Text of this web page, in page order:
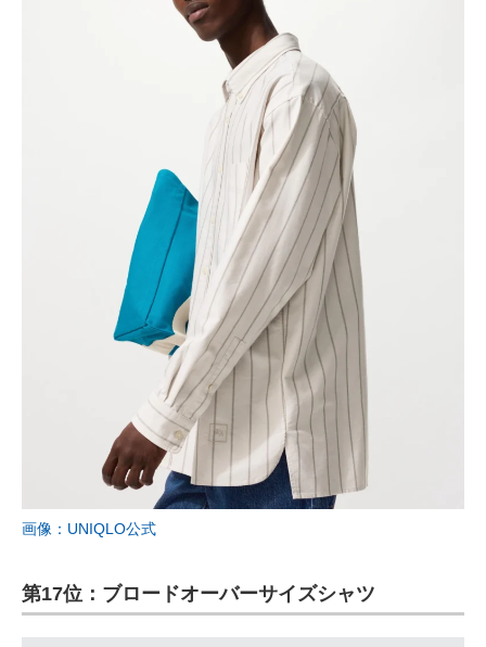
画像：UNIQLO公式
第17位：ブロードオーバーサイズシャツ